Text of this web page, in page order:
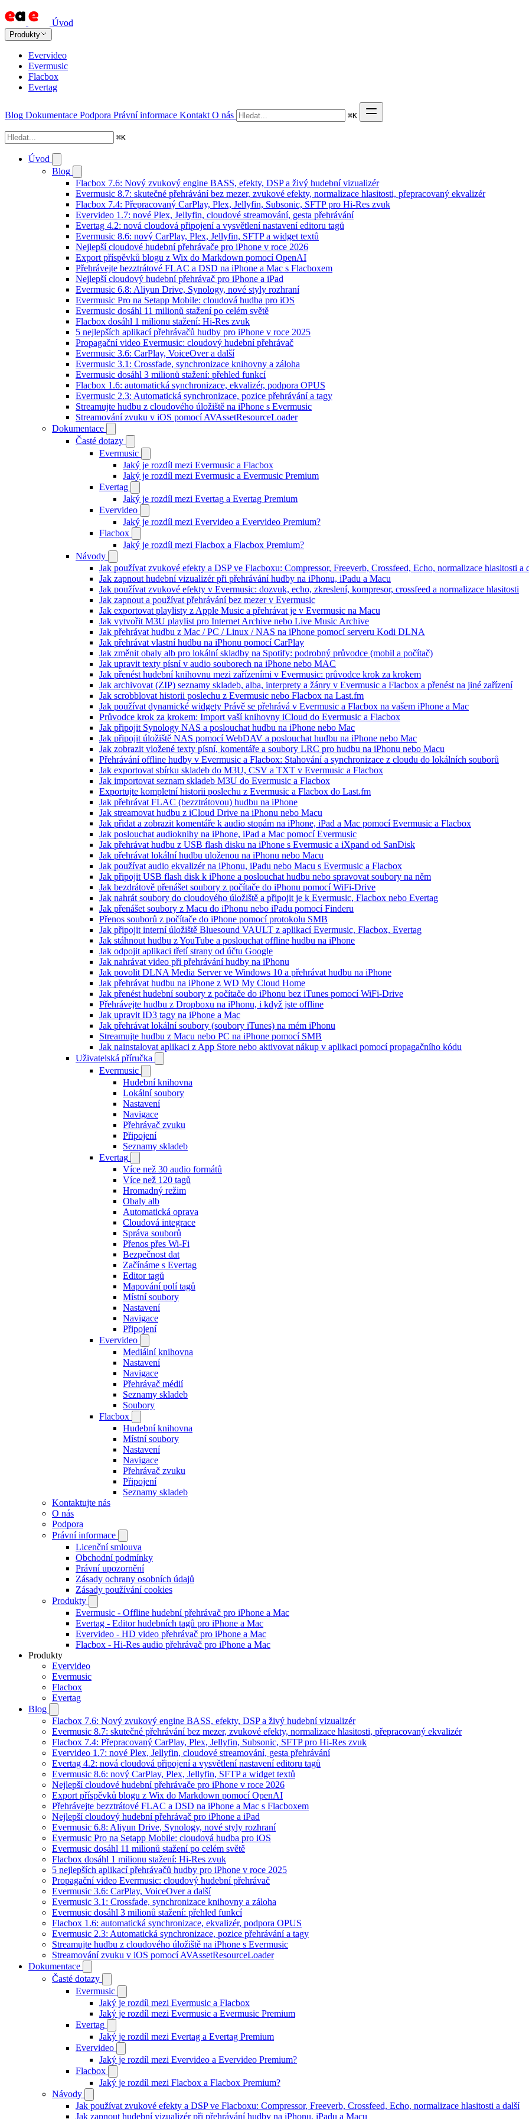
Úvod
Produkty
Evervideo
Evermusic
Flacbox
Evertag
Blog Dokumentace Podpora Právní informace Kontakt O nás ⌘K
⌘K
Úvod
Blog
Flacbox 7.6: Nový zvukový engine BASS, efekty, DSP a živý hudební vizualizér
Evermusic 8.7: skutečné přehrávání bez mezer, zvukové efekty, normalizace hlasitosti, přepracovaný ekvalizér
Flacbox 7.4: Přepracovaný CarPlay, Plex, Jellyfin, Subsonic, SFTP pro Hi-Res zvuk
Evervideo 1.7: nové Plex, Jellyfin, cloudové streamování, gesta přehrávání
Evertag 4.2: nová cloudová připojení a vysvětlení nastavení editoru tagů
Evermusic 8.6: nový CarPlay, Plex, Jellyfin, SFTP a widget textů
Nejlepší cloudové hudební přehrávače pro iPhone v roce 2026
Export příspěvků blogu z Wix do Markdown pomocí OpenAI
Přehrávejte bezztrátové FLAC a DSD na iPhone a Mac s Flacboxem
Nejlepší cloudový hudební přehrávač pro iPhone a iPad
Evermusic 6.8: Aliyun Drive, Synology, nové styly rozhraní
Evermusic Pro na Setapp Mobile: cloudová hudba pro iOS
Evermusic dosáhl 11 milionů stažení po celém světě
Flacbox dosáhl 1 milionu stažení: Hi-Res zvuk
5 nejlepších aplikací přehrávačů hudby pro iPhone v roce 2025
Propagační video Evermusic: cloudový hudební přehrávač
Evermusic 3.6: CarPlay, VoiceOver a další
Evermusic 3.1: Crossfade, synchronizace knihovny a záloha
Evermusic dosáhl 3 milionů stažení: přehled funkcí
Flacbox 1.6: automatická synchronizace, ekvalizér, podpora OPUS
Evermusic 2.3: Automatická synchronizace, pozice přehrávání a tagy
Streamujte hudbu z cloudového úložiště na iPhone s Evermusic
Streamování zvuku v iOS pomocí AVAssetResourceLoader
Dokumentace
Časté dotazy
Evermusic
Jaký je rozdíl mezi Evermusic a Flacbox
Jaký je rozdíl mezi Evermusic a Evermusic Premium
Evertag
Jaký je rozdíl mezi Evertag a Evertag Premium
Evervideo
Jaký je rozdíl mezi Evervideo a Evervideo Premium?
Flacbox
Jaký je rozdíl mezi Flacbox a Flacbox Premium?
Návody
Jak používat zvukové efekty a DSP ve Flacboxu: Compressor, Freeverb, Crossfeed, Echo, normalizace hlasitosti a
Jak zapnout hudební vizualizér při přehrávání hudby na iPhonu, iPadu a Macu
Jak používat zvukové efekty v Evermusic: dozvuk, echo, zkreslení, kompresor, crossfeed a normalizace hlasitosti
Jak zapnout a používat přehrávání bez mezer v Evermusic
Jak exportovat playlisty z Apple Music a přehrávat je v Evermusic na Macu
Jak vytvořit M3U playlist pro Internet Archive nebo Live Music Archive
Jak přehrávat hudbu z Mac / PC / Linux / NAS na iPhone pomocí serveru Kodi DLNA
Jak přehrávat vlastní hudbu na iPhonu pomocí CarPlay
Jak změnit obaly alb pro lokální skladby na Spotify: podrobný průvodce (mobil a počítač)
Jak upravit texty písní v audio souborech na iPhone nebo MAC
Jak přenést hudební knihovnu mezi zařízeními v Evermusic: průvodce krok za krokem
Jak archivovat (ZIP) seznamy skladeb, alba, interprety a žánry v Evermusic a Flacbox a přenést na jiné zařízení
Jak scrobblovat historii poslechu z Evermusic nebo Flacbox na Last.fm
Jak používat dynamické widgety Právě se přehrává v Evermusic a Flacbox na vašem iPhone a Mac
Průvodce krok za krokem: Import vaší knihovny iCloud do Evermusic a Flacbox
Jak připojit Synology NAS a poslouchat hudbu na iPhone nebo Mac
Jak připojit úložiště NAS pomocí WebDAV a poslouchat hudbu na iPhone nebo Mac
Jak zobrazit vložené texty písní, komentáře a soubory LRC pro hudbu na iPhonu nebo Macu
Přehrávání offline hudby v Evermusic a Flacbox: Stahování a synchronizace z cloudu do lokálních souborů
Jak exportovat sbírku skladeb do M3U, CSV a TXT v Evermusic a Flacbox
Jak importovat seznam skladeb M3U do Evermusic a Flacbox
Exportujte kompletní historii poslechu z Evermusic a Flacbox do Last.fm
Jak přehrávat FLAC (bezztrátovou) hudbu na iPhone
Jak streamovat hudbu z iCloud Drive na iPhonu nebo Macu
Jak přidat a zobrazit komentáře k audio stopám na iPhone, iPad a Mac pomocí Evermusic a Flacbox
Jak poslouchat audioknihy na iPhone, iPad a Mac pomocí Evermusic
Jak přehrávat hudbu z USB flash disku na iPhone s Evermusic a iXpand od SanDisk
Jak přehrávat lokální hudbu uloženou na iPhonu nebo Macu
Jak používat audio ekvalizér na iPhonu, iPadu nebo Macu s Evermusic a Flacbox
Jak připojit USB flash disk k iPhone a poslouchat hudbu nebo spravovat soubory na něm
Jak bezdrátově přenášet soubory z počítače do iPhonu pomocí WiFi-Drive
Jak nahrát soubory do cloudového úložiště a připojit je k Evermusic, Flacbox nebo Evertag
Jak přenášet soubory z Macu do iPhonu nebo iPadu pomocí Finderu
Přenos souborů z počítače do iPhone pomocí protokolu SMB
Jak připojit interní úložiště Bluesound VAULT z aplikací Evermusic, Flacbox, Evertag
Jak stáhnout hudbu z YouTube a poslouchat offline hudbu na iPhone
Jak odpojit aplikaci třetí strany od účtu Google
Jak nahrávat video při přehrávání hudby na iPhonu
Jak povolit DLNA Media Server ve Windows 10 a přehrávat hudbu na iPhone
Jak přehrávat hudbu na iPhone z WD My Cloud Home
Jak přenést hudební soubory z počítače do iPhonu bez iTunes pomocí WiFi-Drive
Přehrávejte hudbu z Dropboxu na iPhonu, i když jste offline
Jak upravit ID3 tagy na iPhone a Mac
Jak přehrávat lokální soubory (soubory iTunes) na mém iPhonu
Streamujte hudbu z Macu nebo PC na iPhone pomocí SMB
Jak nainstalovat aplikaci z App Store nebo aktivovat nákup v aplikaci pomocí propagačního kódu
Uživatelská příručka
Evermusic
Hudební knihovna
Lokální soubory
Nastavení
Navigace
Přehrávač zvuku
Připojení
Seznamy skladeb
Evertag
Více než 30 audio formátů
Více než 120 tagů
Hromadný režim
Obaly alb
Automatická oprava
Cloudová integrace
Správa souborů
Přenos přes Wi-Fi
Bezpečnost dat
Začínáme s Evertag
Editor tagů
Mapování polí tagů
Místní soubory
Nastavení
Navigace
Připojení
Evervideo
Mediální knihovna
Nastavení
Navigace
Přehrávač médií
Seznamy skladeb
Soubory
Flacbox
Hudební knihovna
Místní soubory
Nastavení
Navigace
Přehrávač zvuku
Připojení
Seznamy skladeb
Kontaktujte nás
O nás
Podpora
Právní informace
Licenční smlouva
Obchodní podmínky
Právní upozornění
Zásady ochrany osobních údajů
Zásady používání cookies
Produkty
Evermusic - Offline hudební přehrávač pro iPhone a Mac
Evertag - Editor hudebních tagů pro iPhone a Mac
Evervideo - HD video přehrávač pro iPhone a Mac
Flacbox - Hi-Res audio přehrávač pro iPhone a Mac
Produkty
Evervideo
Evermusic
Flacbox
Evertag
Blog
Flacbox 7.6: Nový zvukový engine BASS, efekty, DSP a živý hudební vizualizér
Evermusic 8.7: skutečné přehrávání bez mezer, zvukové efekty, normalizace hlasitosti, přepracovaný ekvalizér
Flacbox 7.4: Přepracovaný CarPlay, Plex, Jellyfin, Subsonic, SFTP pro Hi-Res zvuk
Evervideo 1.7: nové Plex, Jellyfin, cloudové streamování, gesta přehrávání
Evertag 4.2: nová cloudová připojení a vysvětlení nastavení editoru tagů
Evermusic 8.6: nový CarPlay, Plex, Jellyfin, SFTP a widget textů
Nejlepší cloudové hudební přehrávače pro iPhone v roce 2026
Export příspěvků blogu z Wix do Markdown pomocí OpenAI
Přehrávejte bezztrátové FLAC a DSD na iPhone a Mac s Flacboxem
Nejlepší cloudový hudební přehrávač pro iPhone a iPad
Evermusic 6.8: Aliyun Drive, Synology, nové styly rozhraní
Evermusic Pro na Setapp Mobile: cloudová hudba pro iOS
Evermusic dosáhl 11 milionů stažení po celém světě
Flacbox dosáhl 1 milionu stažení: Hi-Res zvuk
5 nejlepších aplikací přehrávačů hudby pro iPhone v roce 2025
Propagační video Evermusic: cloudový hudební přehrávač
Evermusic 3.6: CarPlay, VoiceOver a další
Evermusic 3.1: Crossfade, synchronizace knihovny a záloha
Evermusic dosáhl 3 milionů stažení: přehled funkcí
Flacbox 1.6: automatická synchronizace, ekvalizér, podpora OPUS
Evermusic 2.3: Automatická synchronizace, pozice přehrávání a tagy
Streamujte hudbu z cloudového úložiště na iPhone s Evermusic
Streamování zvuku v iOS pomocí AVAssetResourceLoader
Dokumentace
Časté dotazy
Evermusic
Jaký je rozdíl mezi Evermusic a Flacbox
Jaký je rozdíl mezi Evermusic a Evermusic Premium
Evertag
Jaký je rozdíl mezi Evertag a Evertag Premium
Evervideo
Jaký je rozdíl mezi Evervideo a Evervideo Premium?
Flacbox
Jaký je rozdíl mezi Flacbox a Flacbox Premium?
Návody
Jak používat zvukové efekty a DSP ve Flacboxu: Compressor, Freeverb, Crossfeed, Echo, normalizace hlasitosti a další
Jak zapnout hudební vizualizér při přehrávání hudby na iPhonu, iPadu a Macu